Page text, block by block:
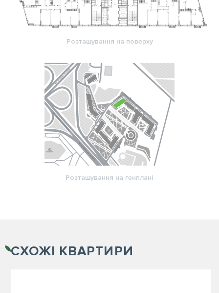
Розташування на поверху
Розташування на генплані
СХОЖІ КВАРТИРИ